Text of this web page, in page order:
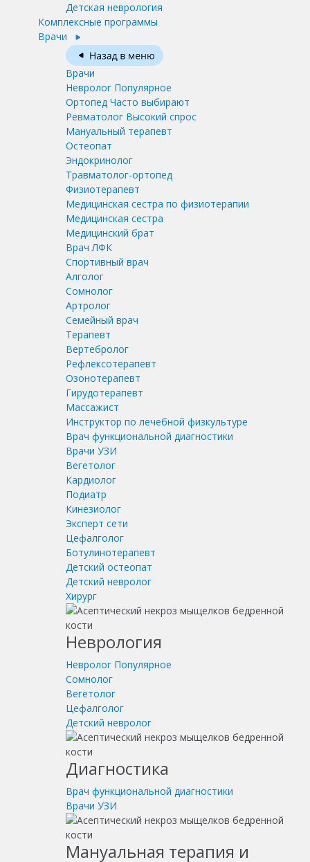
Детская неврология
Комплексные программы
Врачи
Врачи
Невролог Популярное
Ортопед Часто выбирают
Ревматолог Высокий спрос
Мануальный терапевт
Остеопат
Эндокринолог
Травматолог-ортопед
Физиотерапевт
Медицинская сестра по физиотерапии
Медицинская сестра
Медицинский брат
Врач ЛФК
Спортивный врач
Алголог
Сомнолог
Артролог
Семейный врач
Терапевт
Вертебролог
Рефлексотерапевт
Озонотерапевт
Гирудотерапевт
Массажист
Инструктор по лечебной физкультуре
Врач функциональной диагностики
Врачи УЗИ
Вегетолог
Кардиолог
Подиатр
Кинезиолог
Эксперт сети
Цефалголог
Ботулинотерапевт
Детский остеопат
Детский невролог
Хирург
Неврология
Невролог Популярное
Сомнолог
Вегетолог
Цефалголог
Детский невролог
Диагностика
Врач функциональной диагностики
Врачи УЗИ
Мануальная терапия и